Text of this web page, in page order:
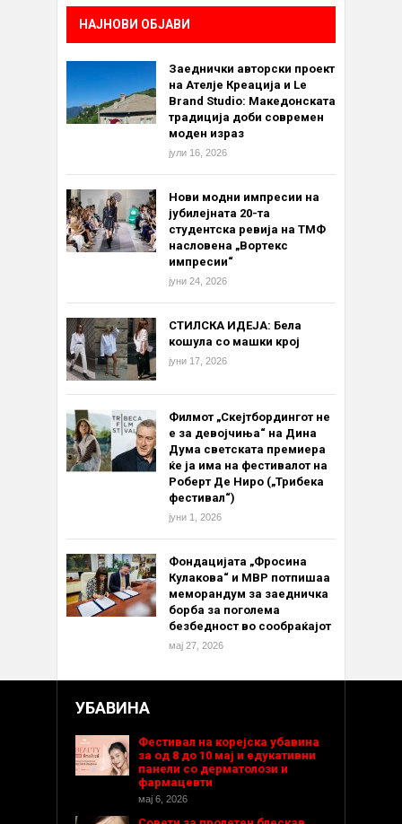
НАЈНОВИ ОБЈАВИ
Заеднички авторски проект
на Ателје Креација и Le
Brand Studio: Македонската
традиција доби современ
моден израз
јули 16, 2026
Нови модни импресии на
јубилејната 20-та
студентска ревија на ТМФ
насловена „Вортекс
импресии“
јуни 24, 2026
СТИЛСКА ИДЕЈА: Бела
кошула со машки крој
јуни 17, 2026
Филмот „Скејтбордингот не
е за девојчиња“ на Дина
Дума светската премиера
ќе ја има на фестивалот на
Роберт Де Ниро („Трибека
фестивал“)
јуни 1, 2026
Фондацијата „Фросина
Кулакова“ и МВР потпишаа
меморандум за заедничка
борба за поголема
безбедност во сообраќајот
мај 27, 2026
УБАВИНА
Фестивал на корејска убавина
за од 8 до 10 мај и едукативни
панели со дерматолози и
фармацевти
мај 6, 2026